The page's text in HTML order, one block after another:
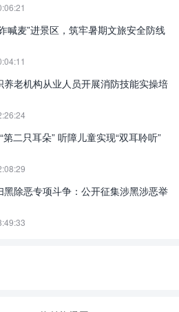
喊麦”进景区，筑牢暑期文旅安全防线
养老机构从业人员开展消防技能实操培
二只耳朵” 听障儿童实现“双耳聆听”
黑除恶专项斗争：公开征集涉黑涉恶举